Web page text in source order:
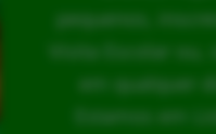
pequenos,
Visita Escolar
em qualquer
Estamos em